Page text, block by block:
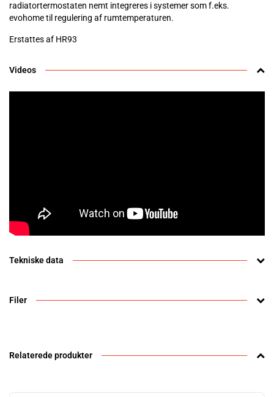
radiatortermostaten nemt integreres i systemer som f.eks.
evohome til regulering af rumtemperaturen.
Erstattes af HR93
Videos
Tekniske data
Filer
Relaterede produkter